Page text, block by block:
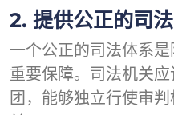
2. 提供公正的司
一个公正的司法体系
重要保障。司法机关
团，能够独立行使审